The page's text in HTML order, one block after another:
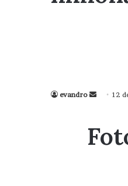
evandro
Mande
mail
12